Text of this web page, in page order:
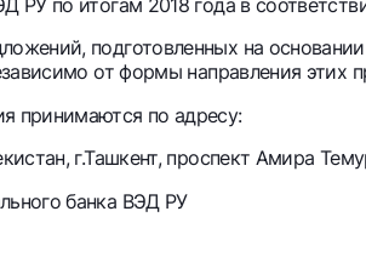
Пресс-центр Офисы и банкоматы
подготовленных на
от формы направления этих
принимаются по адресу:
г.Ташкент, проспект Амира
банка ВЭД РУ